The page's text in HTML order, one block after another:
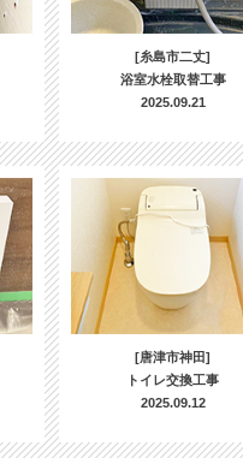
[糸島市二丈]
浴室水栓取替工事
2025.09.21
[唐津市神田]
トイレ交換工事
2025.09.12